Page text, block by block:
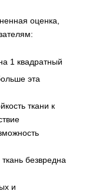
оценка,
1 квадратный
эта
ткани к
ткань безвредна
и